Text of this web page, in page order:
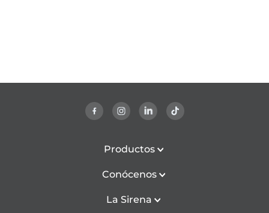
Productos
Conócenos
La Sirena